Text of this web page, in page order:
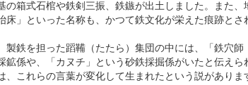
の箱式石棺や鉄剣三振、鉄鏃が出土しました。また、
床」といった名称も、かつて鉄文化が栄えた痕跡とさ
製鉄を担った蹈鞴（たたら）集団の中には、「鉄穴師
鉱係や、「カヌチ」という砂鉄採掘係がいたと伝えら
、これらの言葉が変化して生まれたという説がありま